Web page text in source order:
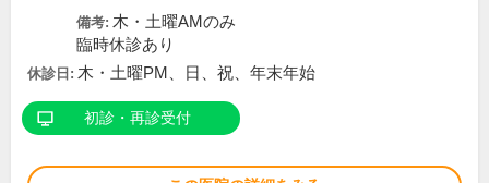
備考: 木・土曜AMのみ
臨時休診あり
休診日: 木・土曜PM、日、祝、年末年始
初診・再診受付